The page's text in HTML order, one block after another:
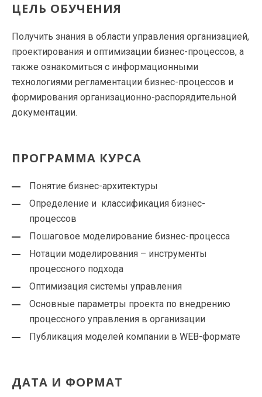
ЦЕЛЬ ОБУЧЕНИЯ
Получить знания в области управления организацией,
проектирования и оптимизации бизнес-процессов, а
также ознакомиться с информационными
технологиями регламентации бизнес-процессов и
формирования организационно-распорядительной
документации.
ПРОГРАММА КУРСА
Понятие бизнес-архитектуры
Определение и классификация бизнес-
процессов
Пошаговое моделирование бизнес-процесса
Нотации моделирования – инструменты
процессного подхода
Оптимизация системы управления
Основные параметры проекта по внедрению
процессного управления в организации
Публикация моделей компании в WEB-формате
ДАТА И ФОРМАТ